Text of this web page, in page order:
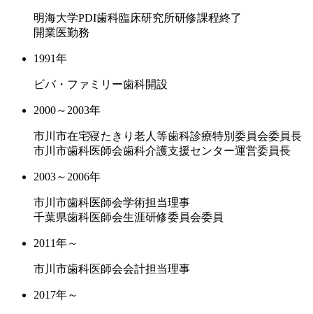
明海大学PDI歯科臨床研究所研修課程終了
開業医勤務
1991年
ビバ・ファミリー歯科開設
2000～2003年
市川市在宅寝たきり老人等歯科診療特別委員会委員長
市川市歯科医師会歯科介護支援センター運営委員長
2003～2006年
市川市歯科医師会学術担当理事
千葉県歯科医師会生涯研修委員会委員
2011年～
市川市歯科医師会会計担当理事
2017年～